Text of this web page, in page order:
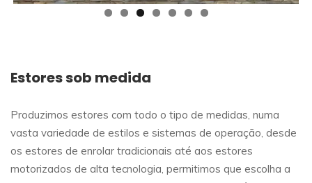
Estores sob medida
Produzimos estores com todo o tipo de medidas, numa
vasta variedade de estilos e sistemas de operação, desde
os estores de enrolar tradicionais até aos estores
motorizados de alta tecnologia, permitimos que escolha a